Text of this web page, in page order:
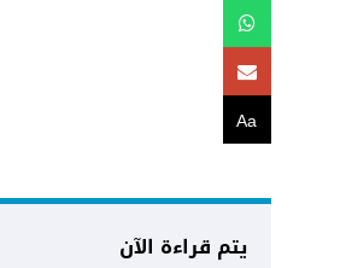
Aa
يتم قراءة الآن